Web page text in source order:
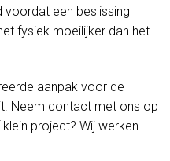
voordat een beslissing
fysiek moeilijker dan het
aanpak voor de
Neem contact met ons op
project? Wij werken